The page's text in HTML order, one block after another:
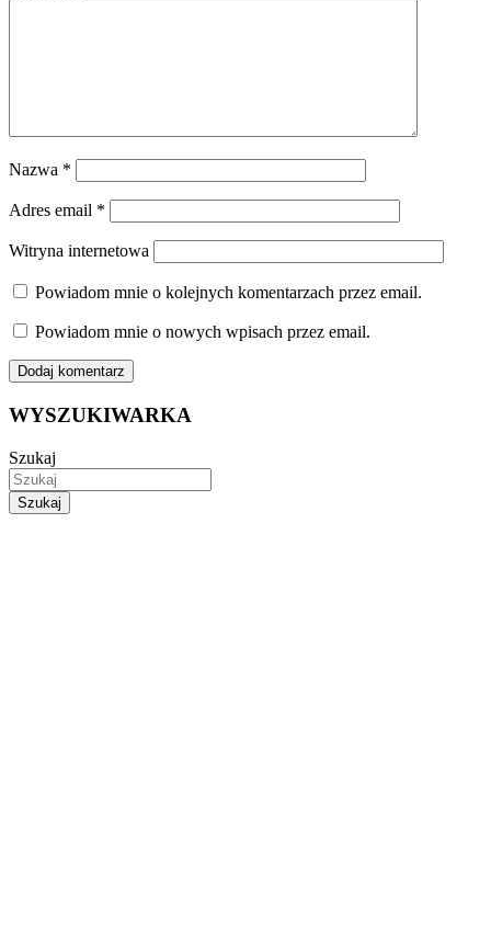
Nazwa *
Adres email *
Witryna internetowa
Powiadom mnie o kolejnych komentarzach przez email.
Powiadom mnie o nowych wpisach przez email.
WYSZUKIWARKA
Szukaj
Szukaj